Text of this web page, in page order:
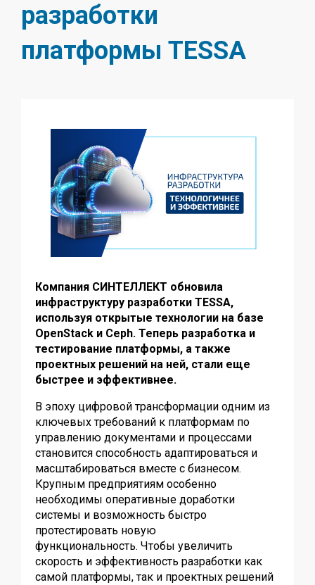
разработки
платформы TESSA
Компания СИНТЕЛЛЕКТ обновила
инфраструктуру разработки TESSA,
используя открытые технологии на базе
OpenStack и Ceph. Теперь разработка и
тестирование платформы, а также
проектных решений на ней, стали еще
быстрее и эффективнее.
В эпоху цифровой трансформации одним из
ключевых требований к платформам по
управлению документами и процессами
становится способность адаптироваться и
масштабироваться вместе с бизнесом.
Крупным предприятиям особенно
необходимы оперативные доработки
системы и возможность быстро
протестировать новую
функциональность. Чтобы увеличить
скорость и эффективность разработки как
самой платформы, так и проектных решений